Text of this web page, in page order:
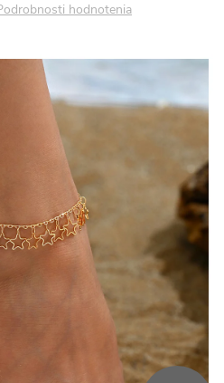
hodnotenia